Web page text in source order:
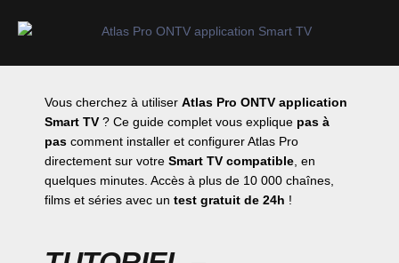
Vous cherchez à utiliser Atlas Pro ONTV application
Smart TV ? Ce guide complet vous explique pas à
pas comment installer et configurer Atlas Pro
directement sur votre Smart TV compatible, en
quelques minutes. Accès à plus de 10 000 chaînes,
films et séries avec un test gratuit de 24h !